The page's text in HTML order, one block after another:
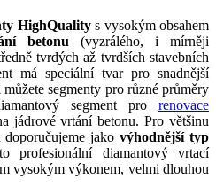
HighQualitys vysokým obsahem
betonu (vyzrálého, i mírněji
tvrdých až tvrdších stavebních
má speciální tvar pro snadnější
segmenty pro různé průměry
segment pro renovace
jádrové vrtání betonu. Pro většinu
doporučujeme jakovýhodnější typ
profesionální diamantový vrtací
vysokým výkonem, velmi dlouhou